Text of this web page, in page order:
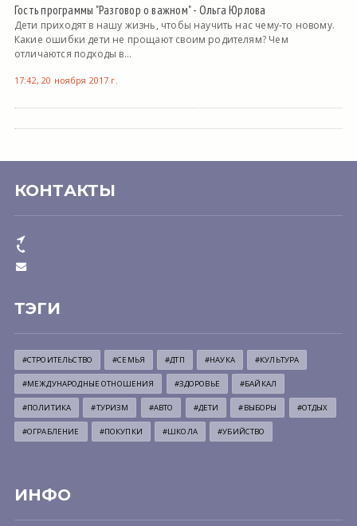
Гость программы "Разговор о важном" - Ольга Юрлова
Дети приходят в нашу жизнь, чтобы научить нас чему-то новому.
Какие ошибки дети не прощают своим родителям? Чем
отличаются подходы в...
17:42, 20 ноября 2017 г.
КОНТАКТЫ
ТЭГИ
#СТРОИТЕЛЬСТВО #СЕМЬЯ #ДТП #НАУКА #КУЛЬТУРА
#МЕЖДУНАРОДНЫЕ ОТНОШЕНИЯ #ЗДОРОВЬЕ #БАЙКАЛ
#ПОЛИТИКА #ТУРИЗМ #АВТО #ДЕТИ #ВЫБОРЫ #ОТДЫХ
#ОГРАБЛЕНИЕ #ПОКУПКИ #ШКОЛА #УБИЙСТВО
ИНФО